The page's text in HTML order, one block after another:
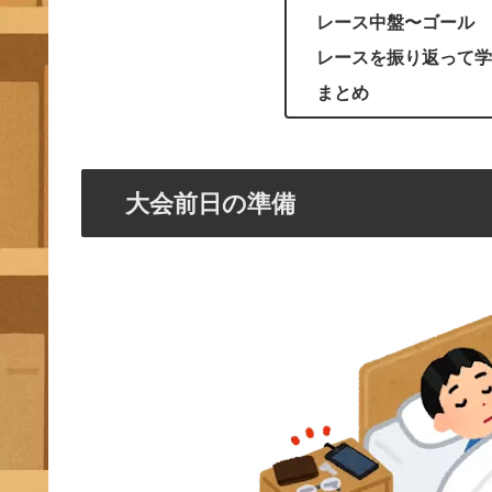
レース中盤〜ゴール
レースを振り返って
まとめ
大会前日の準備